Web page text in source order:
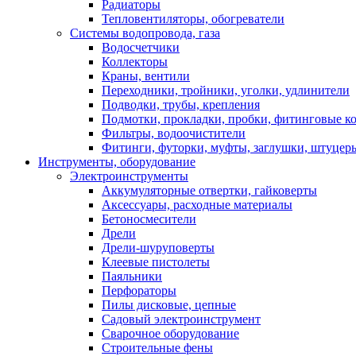
Радиаторы
Тепловентиляторы, обогреватели
Системы водопровода, газа
Водосчетчики
Коллекторы
Краны, вентили
Переходники, тройники, уголки, удлинители
Подводки, трубы, крепления
Подмотки, прокладки, пробки, фитинговые
Фильтры, водоочистители
Фитинги, футорки, муфты, заглушки,
Инструменты, оборудование
Электроинструменты
Аккумуляторные отвертки, гайковерты
Аксессуары, расходные материалы
Бетоносмесители
Дрели
Дрели-шуруповерты
Клеевые пистолеты
Паяльники
Перфораторы
Пилы дисковые, цепные
Садовый электроинструмент
Сварочное оборудование
Строительные фены